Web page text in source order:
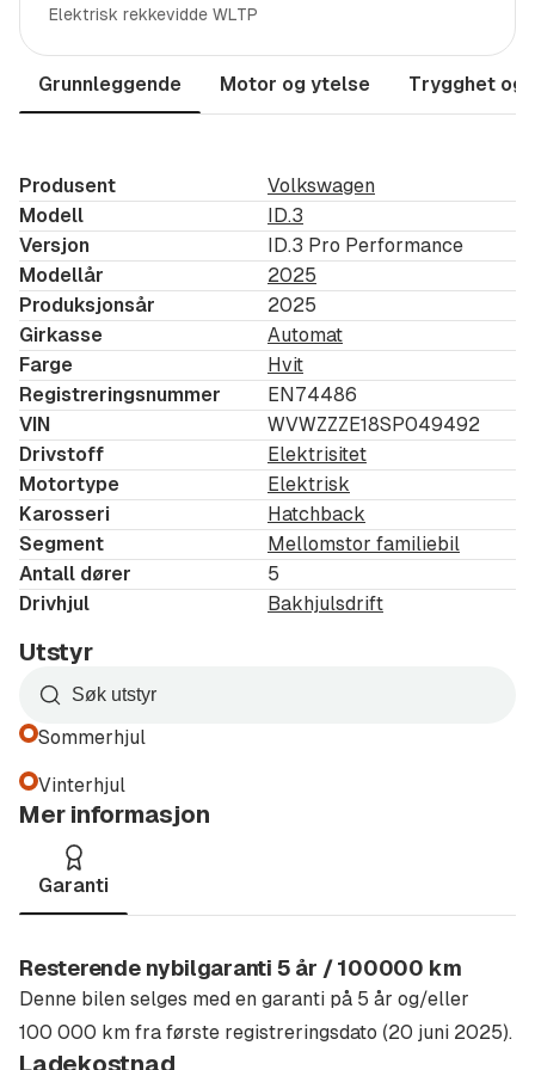
Ryggekamera
Discover Pro navigasjonssystem
Bilen er solgt ny hos merkeforhandler. Alle våre biler
blir grundig taksert og leveres med full
tilstandsrapport. Tilstandsrapporten er synlig på bilene
i butikk og kan sendes til deg som kunde på e-post.
Bilen leveres med resterende nybilgaranti.
Denne Volkswagen ID.3 Pro Highline leveres med
følgende utstyrsspesifikasjoner:
18" Alufelg East Derry
4+1 høyttalere
Adaptiv Cruisekontroll ACC
Apple CarPlay og Android Auto
Automatisk avblendbart innvendig speil
Automatisk oppvarmede spylerdyser foran
Avansert fjernlysassistent
Dekktrykkontroll
Discover Pro navigasjonssystem
Eksteriørpakke
El. justerbare, innklappbare og oppvarmede
utvendige speil
Front Assist
Førerassistentpakke
Høydejusterbare seter foran
Innsatser i forseter og ytre bakseter i stoff
Isofix barnesetefesting foran og bak
Keyless nøkkelfri adgang og start / stopp
Elektrisk rekkevidde WLTP
Grunnleggende Motor og ytelse Trygghet og
Produsent
Volkswagen
Modell
ID.3
Versjon
ID.3 Pro Performance
Modellår
2025
Produksjonsår
2025
Girkasse
Automat
Farge
Hvit
Registreringsnummer
EN74486
VIN
WVWZZZE18SP049492
Drivstoff
Elektrisitet
Motortype
Elektrisk
Karosseri
Hatchback
Segment
Mellomstor familiebil
Antall dører
5
Drivhjul
Bakhjulsdrift
Utstyr
Søk
etter
i
listen
Sommerhjul
Vinterhjul
Mer informasjon
Garanti
Resterende nybilgaranti 5 år / 100000 km
Denne bilen selges med en garanti på 5 år og/eller
100 000 km fra første registreringsdato (20 juni 2025).
Ladekostnad